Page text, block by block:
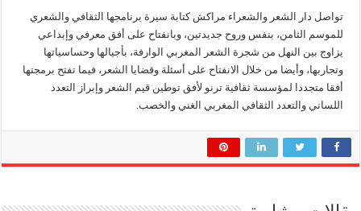
تواصل دار الشعر والشعراء مراكش كتابة سيرة برنامجها الثقافي والشعري
للموسم الثامن، بنفس وروح جديدتين، وبانفتاح على أفق معرفي وإبداعي
يزاوج بين النهل من شجرة الشعر المغربي الوارفة، بأجيالها وحساسياتها
وتجاربها، وأيضا من خلال الانفتاح على أسئلة وقضايا الشعر، فيما تفتح برمجتها
أفقا متجددا لمؤسسة ثقافية ترنو لأفق توطين قيم الشعر وإبراز التعدد
اللساني والتعدد الثقافي المغربي الغني والخصب.